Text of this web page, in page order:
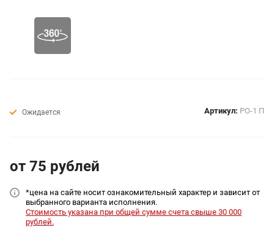
Ожидается Артикул: РО-1 П
от 75 рублей
*цена на сайте носит ознакомительный характер и зависит от
выбранного варианта исполнения.
Стоимость указана при общей сумме счета свыше 30 000
рублей.